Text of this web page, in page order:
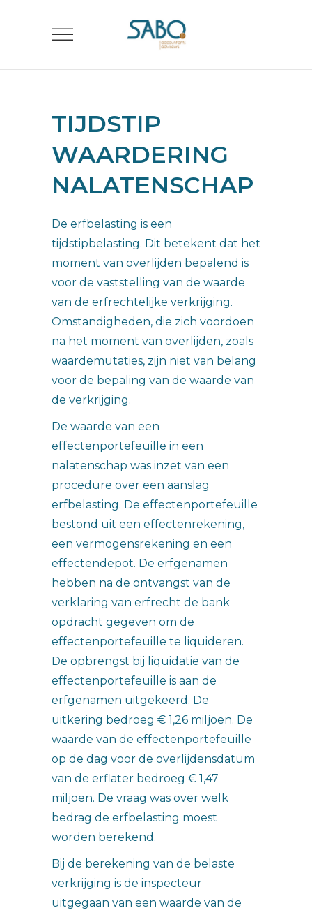
TIJDSTIP
WAARDERING
NALATENSCHAP
De erfbelasting is een
tijdstipbelasting. Dit betekent dat het
moment van overlijden bepalend is
voor de vaststelling van de waarde
van de erfrechtelijke verkrijging.
Omstandigheden, die zich voordoen
na het moment van overlijden, zoals
waardemutaties, zijn niet van belang
voor de bepaling van de waarde van
de verkrijging.
De waarde van een
effectenportefeuille in een
nalatenschap was inzet van een
procedure over een aanslag
erfbelasting. De effectenportefeuille
bestond uit een effectenrekening,
een vermogensrekening en een
effectendepot. De erfgenamen
hebben na de ontvangst van de
verklaring van erfrecht de bank
opdracht gegeven om de
effectenportefeuille te liquideren.
De opbrengst bij liquidatie van de
effectenportefeuille is aan de
erfgenamen uitgekeerd. De
uitkering bedroeg € 1,26 miljoen. De
waarde van de effectenportefeuille
op de dag voor de overlijdensdatum
van de erflater bedroeg € 1,47
miljoen. De vraag was over welk
bedrag de erfbelasting moest
worden berekend.
Bij de berekening van de belaste
verkrijging is de inspecteur
uitgegaan van een waarde van de